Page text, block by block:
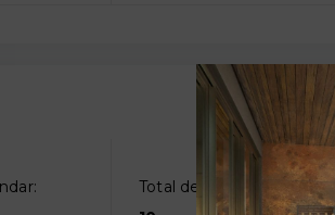
Total de andares: